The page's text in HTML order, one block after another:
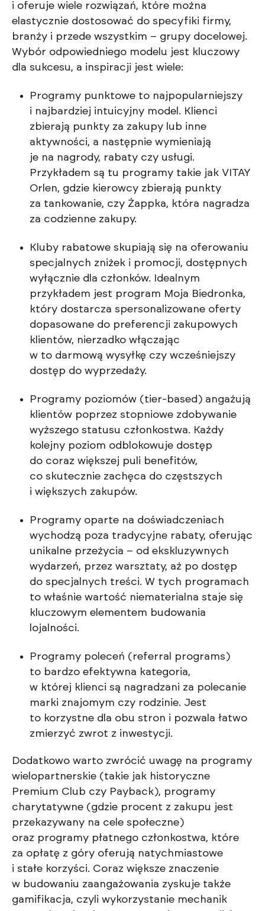
i oferuje wiele rozwiązań, które można
elastycznie dostosować do specyfiki firmy,
branży i przede wszystkim – grupy docelowej.
Wybór odpowiedniego modelu jest kluczowy
dla sukcesu, a inspiracji jest wiele:
Programy punktowe to najpopularniejszy
i najbardziej intuicyjny model. Klienci
zbierają punkty za zakupy lub inne
aktywności, a następnie wymieniają
je na nagrody, rabaty czy usługi.
Przykładem są tu programy takie jak VITAY
Orlen, gdzie kierowcy zbierają punkty
za tankowanie, czy Żappka, która nagradza
za codzienne zakupy.
Kluby rabatowe skupiają się na oferowaniu
specjalnych zniżek i promocji, dostępnych
wyłącznie dla członków. Idealnym
przykładem jest program Moja Biedronka,
który dostarcza spersonalizowane oferty
dopasowane do preferencji zakupowych
klientów, nierzadko włączając
w to darmową wysyłkę czy wcześniejszy
dostęp do wyprzedaży.
Programy poziomów (tier-based) angażują
klientów poprzez stopniowe zdobywanie
wyższego statusu członkostwa. Każdy
kolejny poziom odblokowuje dostęp
do coraz większej puli benefitów,
co skutecznie zachęca do częstszych
i większych zakupów.
Programy oparte na doświadczeniach
wychodzą poza tradycyjne rabaty, oferując
unikalne przeżycia – od ekskluzywnych
wydarzeń, przez warsztaty, aż po dostęp
do specjalnych treści. W tych programach
to właśnie wartość niematerialna staje się
kluczowym elementem budowania
lojalności.
Programy poleceń (referral programs)
to bardzo efektywna kategoria,
w której klienci są nagradzani za polecanie
marki znajomym czy rodzinie. Jest
to korzystne dla obu stron i pozwala łatwo
zmierzyć zwrot z inwestycji.
Dodatkowo warto zwrócić uwagę na programy
wielopartnerskie (takie jak historyczne
Premium Club czy Payback), programy
charytatywne (gdzie procent z zakupu jest
przekazywany na cele społeczne)
oraz programy płatnego członkostwa, które
za opłatę z góry oferują natychmiastowe
i stałe korzyści. Coraz większe znaczenie
w budowaniu zaangażowania zyskuje także
gamifikacja, czyli wykorzystanie mechanik